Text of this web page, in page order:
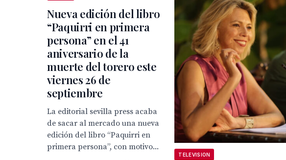
Nueva edición del libro
“Paquirri en primera
persona” en el 41
aniversario de la
muerte del torero este
viernes 26 de
septiembre
La editorial sevilla press acaba
de sacar al mercado una nueva
edición del libro “Paquirri en
primera persona”, con motivo...
TELEVISION